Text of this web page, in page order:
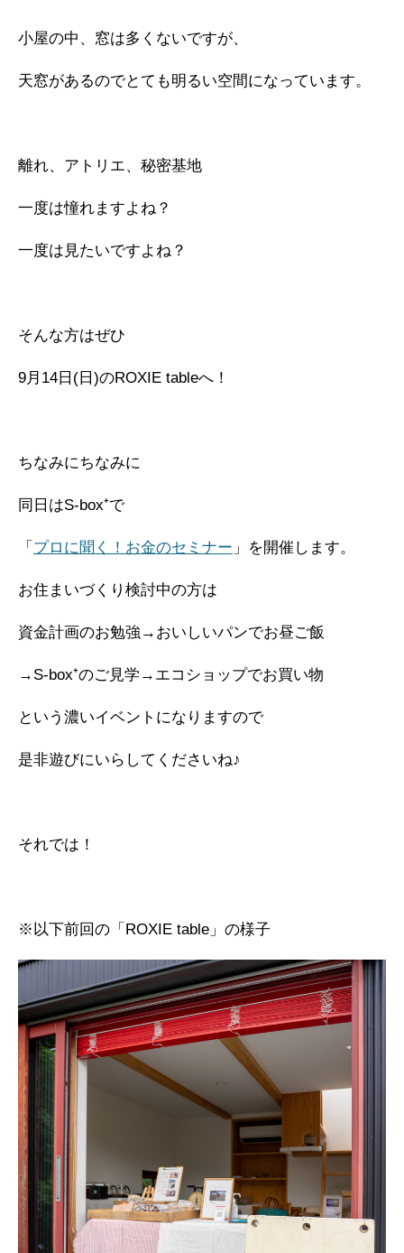
小屋の中、窓は多くないですが、
天窓があるのでとても明るい空間になっています。
離れ、アトリエ、秘密基地
一度は憧れますよね？
一度は見たいですよね？
そんな方はぜひ
9月14日(日)のROXIE tableへ！
ちなみにちなみに
同日はS-box⁺で
「 プロに聞く！お金のセミナー 」を開催します。
お住まいづくり検討中の方は
資金計画のお勉強→おいしいパンでお昼ご飯
→S-box⁺のご見学→エコショップでお買い物
という濃いイベントになりますので
是非遊びにいらしてくださいね♪
それでは！
※以下前回の「ROXIE table」の様子